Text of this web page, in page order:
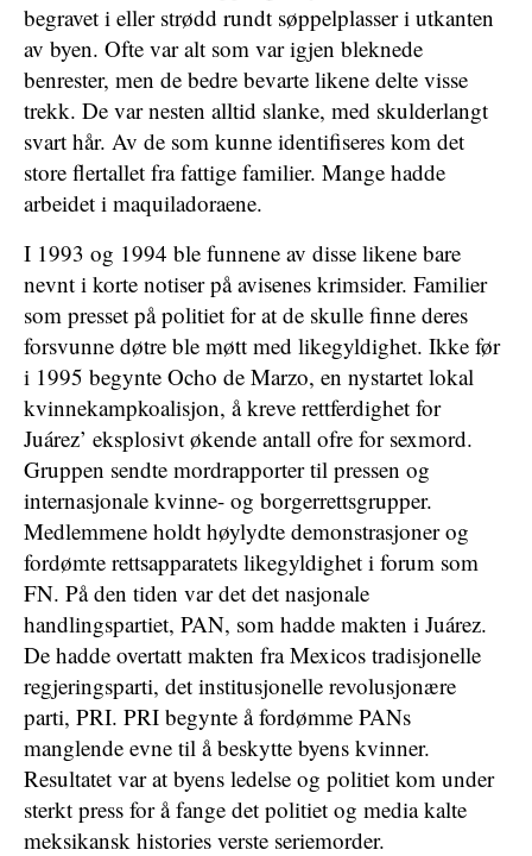
begravet i eller strødd rundt søppelplasser i utkanten
av byen. Ofte var alt som var igjen bleknede
benrester, men de bedre bevarte likene delte visse
trekk. De var nesten alltid slanke, med skulderlangt
svart hår. Av de som kunne identifiseres kom det
store flertallet fra fattige familier. Mange hadde
arbeidet i maquiladoraene.
I 1993 og 1994 ble funnene av disse likene bare
nevnt i korte notiser på avisenes krimsider. Familier
som presset på politiet for at de skulle finne deres
forsvunne døtre ble møtt med likegyldighet. Ikke før
i 1995 begynte Ocho de Marzo, en nystartet lokal
kvinnekampkoalisjon, å kreve rettferdighet for
Juárez’ eksplosivt økende antall ofre for sexmord.
Gruppen sendte mordrapporter til pressen og
internasjonale kvinne- og borgerrettsgrupper.
Medlemmene holdt høylydte demonstrasjoner og
fordømte rettsapparatets likegyldighet i forum som
FN. På den tiden var det det nasjonale
handlingspartiet, PAN, som hadde makten i Juárez.
De hadde overtatt makten fra Mexicos tradisjonelle
regjeringsparti, det institusjonelle revolusjonære
parti, PRI. PRI begynte å fordømme PANs
manglende evne til å beskytte byens kvinner.
Resultatet var at byens ledelse og politiet kom under
sterkt press for å fange det politiet og media kalte
meksikansk histories verste seriemorder.